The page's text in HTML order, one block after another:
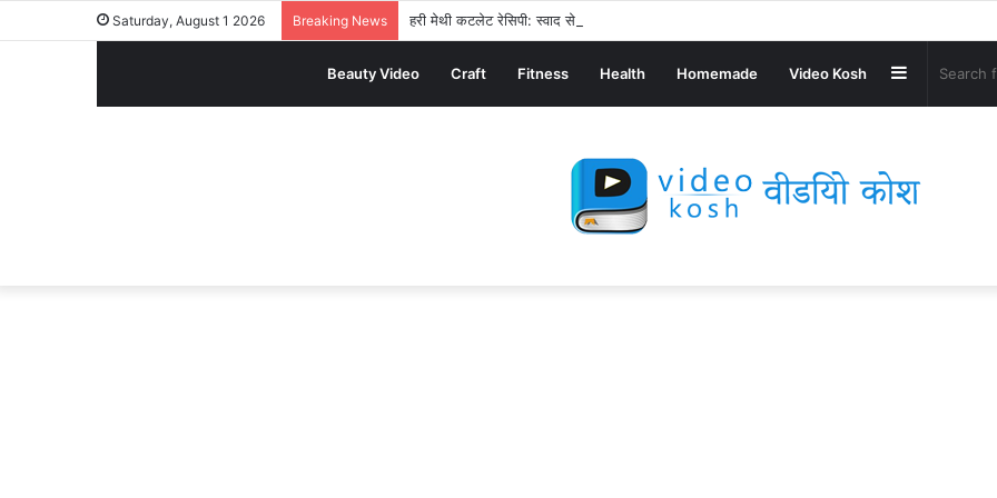
Saturday, August 1 2026 Breaking News हरी मेथी कटलेट रेसिपी: स्वाद से भरपूर और स्वस्थ नाश्ता बनाएं!
Beauty Video Craft Fitness Health Homemade Video Kosh Sidebar